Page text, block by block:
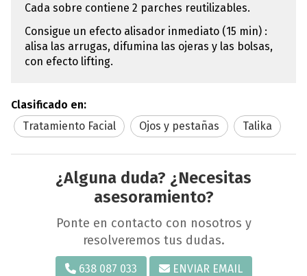
Cada sobre contiene 2 parches reutilizables.
Consigue un efecto alisador inmediato (15 min) :
alisa las arrugas, difumina las ojeras y las bolsas,
con efecto lifting.
Clasificado en:
Tratamiento Facial
Ojos y pestañas Talika
¿Alguna duda? ¿Necesitas
asesoramiento?
Ponte en contacto con nosotros y
resolveremos tus dudas.
638 087 033 ENVIAR EMAIL